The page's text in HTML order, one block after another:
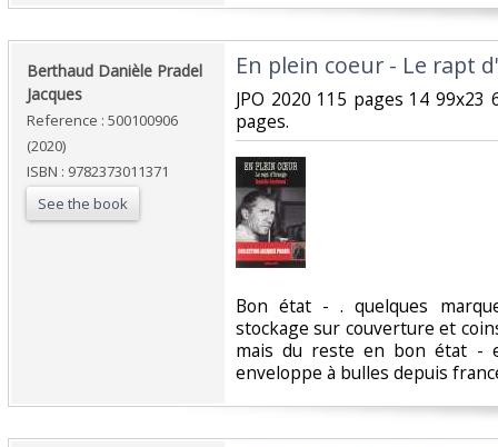
‎Berthaud Danièle Pradel
Jacques‎
Reference : 500100906
(2020)
ISBN : 9782373011371
See the book
‎En plein coeur - Le rapt
‎JPO 2020 115 pages 14 99x23
pages.‎
‎Bon état - . quelques
stockage sur couverture et
mais du reste en bon état -
enveloppe à bulles depuis